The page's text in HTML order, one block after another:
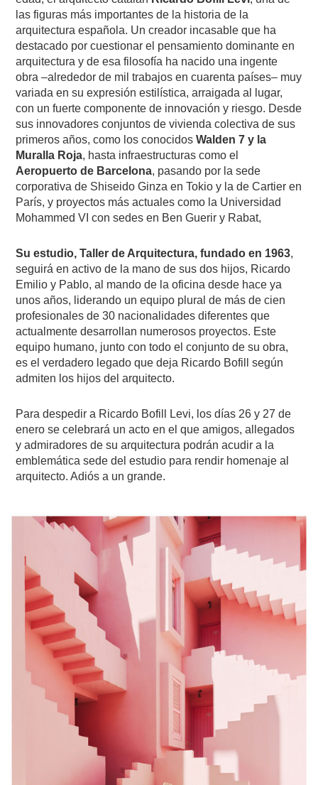
las figuras más importantes de la historia de la
arquitectura española. Un creador incasable que ha
destacado por cuestionar el pensamiento dominante en
arquitectura y de esa filosofía ha nacido una ingente
obra –alrededor de mil trabajos en cuarenta países– muy
variada en su expresión estilística, arraigada al lugar,
con un fuerte componente de innovación y riesgo. Desde
sus innovadores conjuntos de vivienda colectiva de sus
primeros años, como los conocidosWalden 7 y la
Muralla Roja, hasta infraestructuras como el
Aeropuerto de Barcelona, pasando por la sede
corporativa de Shiseido Ginza en Tokio y la de Cartier en
París, y proyectos más actuales como la Universidad
Mohammed VI con sedes en Ben Guerir y Rabat,
Su estudio, Taller de Arquitectura, fundado en 1963,
seguirá en activo de la mano de sus dos hijos, Ricardo
Emilio y Pablo, al mando de la oficina desde hace ya
unos años, liderando un equipo plural de más de cien
profesionales de 30 nacionalidades diferentes que
actualmente desarrollan numerosos proyectos. Este
equipo humano, junto con todo el conjunto de su obra,
es el verdadero legado que deja Ricardo Bofill según
admiten los hijos del arquitecto.
Para despedir a Ricardo Bofill Levi, los días 26 y 27 de
enero se celebrará un acto en el que amigos, allegados
y admiradores de su arquitectura podrán acudir a la
emblemática sede del estudio para rendir homenaje al
arquitecto. Adiós a un grande.